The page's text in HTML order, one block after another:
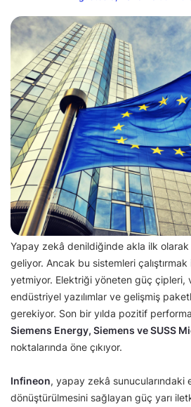
Yapay zekâ denildiğinde akla ilk
geliyor. Ancak bu sistemleri
yetmiyor. Elektriği yöneten güç çipleri,
endüstriyel yazılımlar ve gelişmiş
gerekiyor. Son bir yılda pozitif
Siemens Energy, Siemens ve SUSS
noktalarında öne çıkıyor.
Infineon, yapay zekâ
dönüştürülmesini sağlayan güç yarı